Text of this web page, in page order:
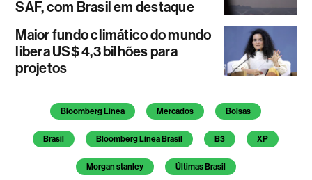
SAF, com Brasil em destaque
Maior fundo climático do mundo
libera US$ 4,3 bilhões para
projetos
Temas deste artigo
Bloomberg Línea Mercados Bolsas
Brasil Bloomberg Línea Brasil B3 XP
Morgan stanley Últimas Brasil